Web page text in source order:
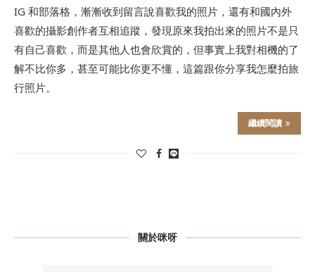
IG 和部落格，漸漸收到留言說喜歡我的照片，還有和國內外
喜歡的攝影創作者互相追蹤，發現原來我拍出來的照片不是只
有自己喜歡，而是其他人也會欣賞的，但事實上我對相機的了
解不比你多，甚至可能比你更不懂，這篇跟你分享我怎麼拍旅
行照片。
繼續閱讀
關於咪呀